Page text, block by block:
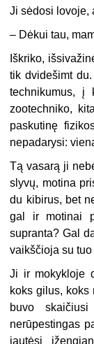
Ji sėdosi lovoje,
– Dėkui tau,
Iškriko,
tik dvidešimt
technikumus, į
zootechniko,
paskutinę
nepadarysi:
Tą vasarą ji
slyvų, motina
du kibirus, bet
gal ir motinai
supranta? Gal
vaikščioja su
Ji ir mokykloje
koks gilus, koks
buvo
nerūpestingas
jautėsi